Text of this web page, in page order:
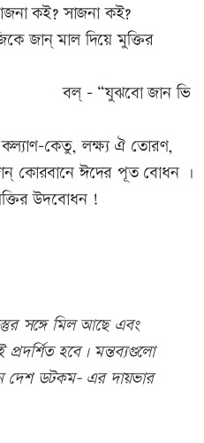
কই?
দিয়ে মুক্তির
জান ভি
কেতু, লক্ষ্য ঐ তোরণ,
ঈদের পূত বোধন ।
উদবোধন !
সঙ্গে মিল আছে এবং
হবে। মন্তব্যগুলো
দেশ ডটকম- এর দায়ভার